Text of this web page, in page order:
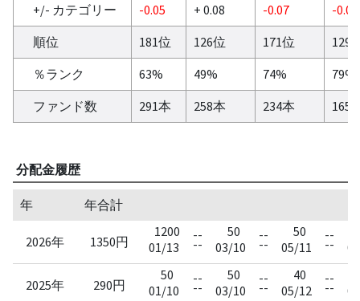
+/- カテゴリー
-0.05 + 0.08 -0.07
-0.08
順位
181位 126位 171位
129
％ランク
63% 49% 74%
79%
ファンド数
291本 258本 234本 165
分配金履歴
年 年合計
2026年 1350円
1200
01/13
--
--
50
03/10
--
--
50
05/11
--
--
2025年 290円
50
01/10
--
--
50
03/10
--
--
40
05/12
--
--